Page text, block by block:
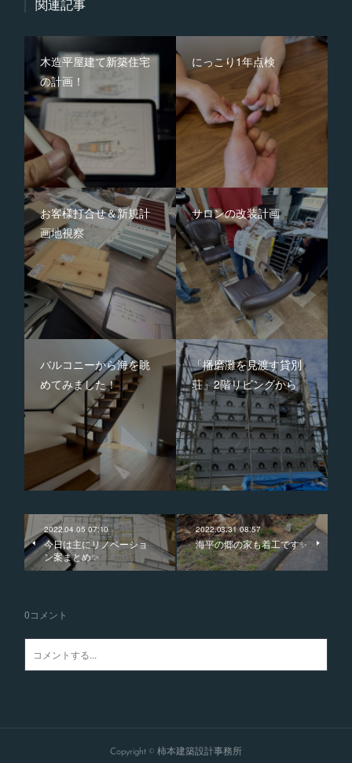
関連記事
木造平屋建て新築住宅
の計画！
にっこり1年点検
お客様打合せ＆新規計
画地視察
サロンの改装計画
バルコニーから海を眺
めてみました！
「播磨灘を見渡す貸別
荘」2階リビングから
2022.04.05 07:10
今日は主にリノベーショ
ン案まとめ✨
2022.03.31 08:57
海平の郷の家も着工です✨
0コメント
Copyright © 柿本建築設計事務所